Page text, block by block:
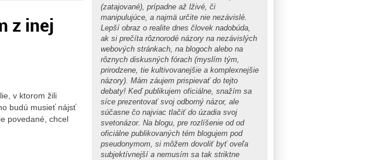
z inej
v ktorom žili
budú musieť nájsť
povedané, chcel
(zatajované), prípadne až lživé, či
manipulujúce, a najmä určite nie nezávislé.
Lepší obraz o realite dnes človek nadobúda,
ak si prečíta rôznorodé názory na nezávislých
webových stránkach, na blogoch alebo na
rôznych diskusných fórach (myslím tým,
prirodzene, tie kultivovanejšie a komplexnejšie
názory). Mám záujem prispievať do tejto
debaty! Keď publikujem oficiálne, snažím sa
síce prezentovať svoj odborný názor, ale
súčasne čo najviac tlačiť do úzadia svoj
svetonázor. Na blogu, pre rozlíšenie od od
oficiálne publikovaných tém blogujem pod
pseudonymom, si môžem dovoliť byť oveľa
subjektívnejší a nemusím sa tak striktne